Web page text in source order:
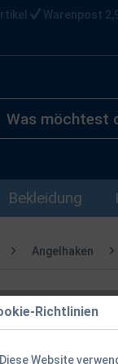
Warenpost
Bekleidung
Angelhaken
Richtlinien
Diese Website